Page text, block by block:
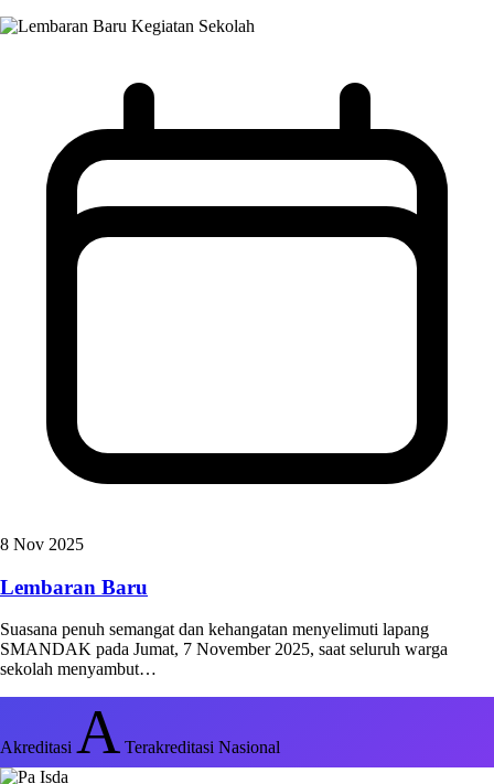
Kegiatan Sekolah
8 Nov 2025
Lembaran Baru
Suasana penuh semangat dan kehangatan menyelimuti lapang
SMANDAK pada Jumat, 7 November 2025, saat seluruh warga
sekolah menyambut…
Akreditasi A Terakreditasi Nasional